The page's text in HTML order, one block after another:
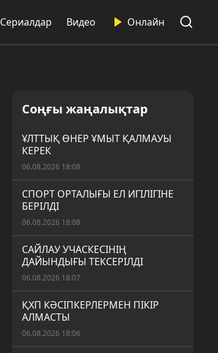
Сериалдар Видео Онлайн
Соңғы жаңалықтар
ҰЛТТЫҚ ӨНЕР ҰМЫТ ҚАЛМАУЫ
КЕРЕК
06.08.2026 18:08
СПОРТ ОРТАЛЫҒЫ ЕЛ ИГІЛІГІНЕ
БЕРІЛДІ
06.08.2026 18:08
САЙЛАУ УЧАСКЕСІНІҢ
ДАЙЫНДЫҒЫ ТЕКСЕРІЛДІ
06.08.2026 18:07
ҚХП КӘСІПКЕРЛЕРМЕН ПІКІР
АЛМАСТЫ
06.08.2026 18:06